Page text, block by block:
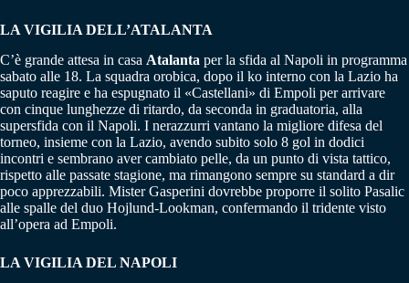
LA VIGILIA DELL’ATALANTA
C’è grande attesa in casa Atalanta per la sfida al Napoli in programma
sabato alle 18. La squadra orobica, dopo il ko interno con la Lazio ha
saputo reagire e ha espugnato il «Castellani» di Empoli per arrivare
con cinque lunghezze di ritardo, da seconda in graduatoria, alla
supersfida con il Napoli. I nerazzurri vantano la migliore difesa del
torneo, insieme con la Lazio, avendo subito solo 8 gol in dodici
incontri e sembrano aver cambiato pelle, da un punto di vista tattico,
rispetto alle passate stagione, ma rimangono sempre su standard a dir
poco apprezzabili. Mister Gasperini dovrebbe proporre il solito Pasalic
alle spalle del duo Hojlund-Lookman, confermando il tridente visto
all’opera ad Empoli.
LA VIGILIA DEL NAPOLI